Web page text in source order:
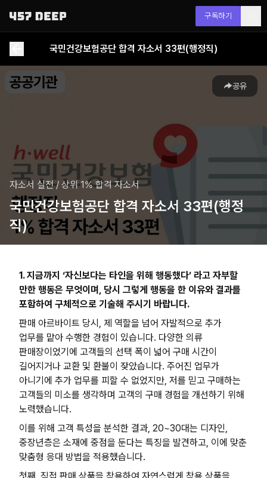
구독하기
국민건강보험공단 합격 자소서 33편(행정직)
공유
자소서 실전/ 상위 1% 합격 자소서
국민건강보험공단 합격 자소서 33편(행정
직)
1. 지금까지 ‘자신보다는 타인을 위해 행동했다’ 라고 자부할
만한 행동은 무엇이며, 당시 그렇게 행동을 한 이유와 결과를
포함하여 구체적으로 기술해 주시기 바랍니다.
판매 아르바이트 당시, 제 역할을 넘어 자발적으로 추가
업무를 맡아 수행한 경험이 있습니다. 다양한 의류
판매장이었기에 고객들의 선택 폭이 넓어 구매 시간이
길어지거나 교환 및 환불이 잦았습니다. 주어진 업무가
아니기에 추가 업무를 피할 수 없었지만, 저를 믿고 구매하는
고객들의 미소를 생각하며 고객의 구매 경험을 개선하기 위해
노력했습니다.
이를 위해 고객 특성을 분석한 결과, 20~30대는 디자인,
중장년층은 소재에 중점을 둔다는 특징을 발견하고, 이에 맞춘
맞춤형 응대 방법을 적용했습니다.